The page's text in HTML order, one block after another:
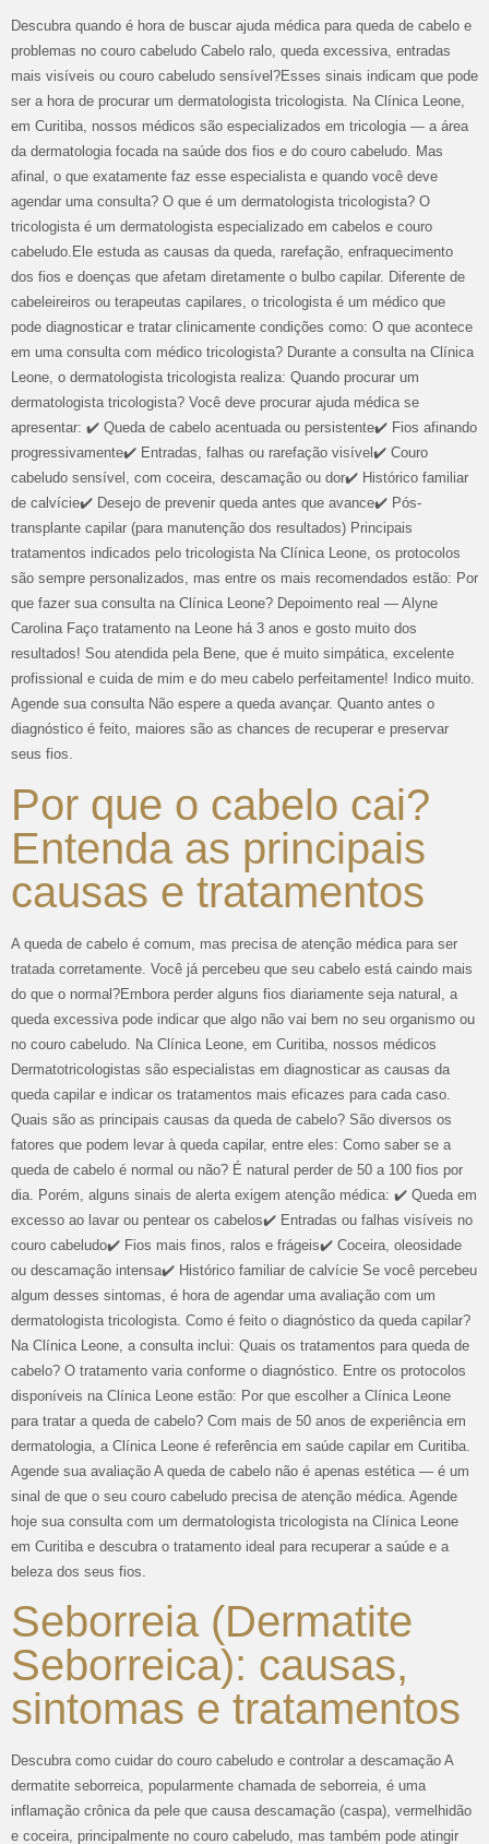
Descubra quando é hora de buscar ajuda médica para queda de cabelo e
problemas no couro cabeludo Cabelo ralo, queda excessiva, entradas
mais visíveis ou couro cabeludo sensível?Esses sinais indicam que pode
ser a hora de procurar um dermatologista tricologista. Na Clínica Leone,
em Curitiba, nossos médicos são especializados em tricologia — a área
da dermatologia focada na saúde dos fios e do couro cabeludo. Mas
afinal, o que exatamente faz esse especialista e quando você deve
agendar uma consulta? O que é um dermatologista tricologista? O
tricologista é um dermatologista especializado em cabelos e couro
cabeludo.Ele estuda as causas da queda, rarefação, enfraquecimento
dos fios e doenças que afetam diretamente o bulbo capilar. Diferente de
cabeleireiros ou terapeutas capilares, o tricologista é um médico que
pode diagnosticar e tratar clinicamente condições como: O que acontece
em uma consulta com médico tricologista? Durante a consulta na Clínica
Leone, o dermatologista tricologista realiza: Quando procurar um
dermatologista tricologista? Você deve procurar ajuda médica se
apresentar: ✔️ Queda de cabelo acentuada ou persistente✔️ Fios afinando
progressivamente✔️ Entradas, falhas ou rarefação visível✔️ Couro
cabeludo sensível, com coceira, descamação ou dor✔️ Histórico familiar
de calvície✔️ Desejo de prevenir queda antes que avance✔️ Pós-
transplante capilar (para manutenção dos resultados) Principais
tratamentos indicados pelo tricologista Na Clínica Leone, os protocolos
são sempre personalizados, mas entre os mais recomendados estão: Por
que fazer sua consulta na Clínica Leone? Depoimento real — Alyne
Carolina Faço tratamento na Leone há 3 anos e gosto muito dos
resultados! Sou atendida pela Bene, que é muito simpática, excelente
profissional e cuida de mim e do meu cabelo perfeitamente! Indico muito.
Agende sua consulta Não espere a queda avançar. Quanto antes o
diagnóstico é feito, maiores são as chances de recuperar e preservar
seus fios.
Por que o cabelo cai?
Entenda as principais
causas e tratamentos
A queda de cabelo é comum, mas precisa de atenção médica para ser
tratada corretamente. Você já percebeu que seu cabelo está caindo mais
do que o normal?Embora perder alguns fios diariamente seja natural, a
queda excessiva pode indicar que algo não vai bem no seu organismo ou
no couro cabeludo. Na Clínica Leone, em Curitiba, nossos médicos
Dermatotricologistas são especialistas em diagnosticar as causas da
queda capilar e indicar os tratamentos mais eficazes para cada caso.
Quais são as principais causas da queda de cabelo? São diversos os
fatores que podem levar à queda capilar, entre eles: Como saber se a
queda de cabelo é normal ou não? É natural perder de 50 a 100 fios por
dia. Porém, alguns sinais de alerta exigem atenção médica: ✔️ Queda em
excesso ao lavar ou pentear os cabelos✔️ Entradas ou falhas visíveis no
couro cabeludo✔️ Fios mais finos, ralos e frágeis✔️ Coceira, oleosidade
ou descamação intensa✔️ Histórico familiar de calvície Se você percebeu
algum desses sintomas, é hora de agendar uma avaliação com um
dermatologista tricologista. Como é feito o diagnóstico da queda capilar?
Na Clínica Leone, a consulta inclui: Quais os tratamentos para queda de
cabelo? O tratamento varia conforme o diagnóstico. Entre os protocolos
disponíveis na Clínica Leone estão: Por que escolher a Clínica Leone
para tratar a queda de cabelo? Com mais de 50 anos de experiência em
dermatologia, a Clínica Leone é referência em saúde capilar em Curitiba.
Agende sua avaliação A queda de cabelo não é apenas estética — é um
sinal de que o seu couro cabeludo precisa de atenção médica. Agende
hoje sua consulta com um dermatologista tricologista na Clínica Leone
em Curitiba e descubra o tratamento ideal para recuperar a saúde e a
beleza dos seus fios.
Seborreia (Dermatite
Seborreica): causas,
sintomas e tratamentos
Descubra como cuidar do couro cabeludo e controlar a descamação A
dermatite seborreica, popularmente chamada de seborreia, é uma
inflamação crônica da pele que causa descamação (caspa), vermelhidão
e coceira, principalmente no couro cabeludo, mas também pode atingir